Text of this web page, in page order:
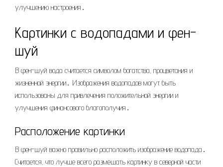
улучшению настроения․
Картинки с водопадами и фен-
шуй
В фен-шуй вода считается символом богатства, процветания и
жизненной энергии․ Изображения водопадов могут быть
использованы для привлечения положительной энергии и
улучшения финансового благополучия․
Расположение картинки
В фен-шуй важно правильно расположить изображение водопада․
Считается, что лучше всего размещать картинку в северной части